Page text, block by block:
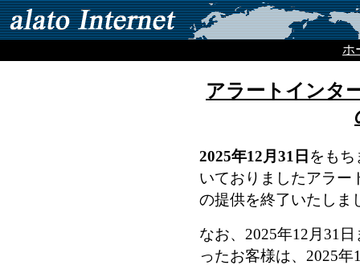
ホ
アラートインタ
2025年12月31日 をも
いておりましたアラー
の提供を終了いたしま
なお、2025年12月31
ったお客様は、2025